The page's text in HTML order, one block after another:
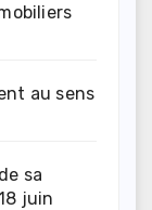
au sens
sa
juin